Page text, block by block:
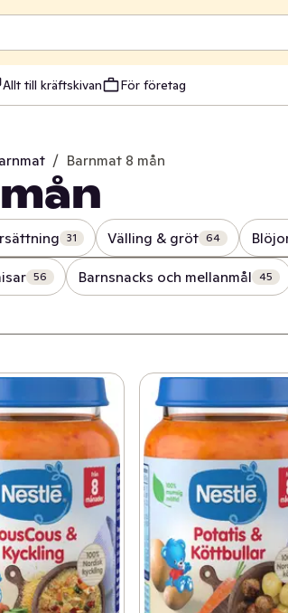
Allt till kräftskivan För företag
/ Barnmat 8 mån
31 Välling & gröt 64
56 Barnsnacks och mellanmål 45